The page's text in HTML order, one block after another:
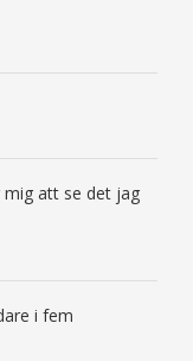
att se det jag
i fem